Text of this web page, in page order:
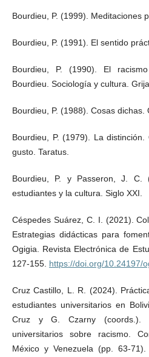
Bourdieu, P. (1999). Meditaciones
Bourdieu, P. (1991). El sentido
Bourdieu, P. (1990). El
Bourdieu. Sociología y cultura.
Bourdieu, P. (1988). Cosas dichas.
Bourdieu, P. (1979). La
gusto. Taratus.
Bourdieu, P. y Passeron, J. C.
estudiantes y la cultura. Siglo XXI.
Céspedes Suárez, C. I. (2021).
Estrategias didácticas para
Ogigia. Revista Electrónica de
127-155. https://doi.org/10.24197/
Cruz Castillo, L. R. (2024).
estudiantes universitarios en
Cruz y G. Czarny (coords.).
universitarios sobre racismo.
México y Venezuela (pp. 63-